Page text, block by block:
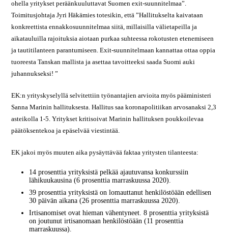
ohella yritykset peräänkuuluttavat Suomen exit-suunnitelmaa”.
Toimitusjohtaja Jyri Häkämies totesikin, että ”Hallitukselta kaivataan
konkreettista ennakkosuunnitelmaa siitä, millaisilla välietapeilla ja
aikatauluilla rajoituksia aiotaan purkaa suhteessa rokotusten etenemiseen
ja tautitilanteen parantumiseen. Exit-suunnitelmaan kannattaa ottaa oppia
tuoreesta Tanskan mallista ja asettaa tavoitteeksi saada Suomi auki
juhannukseksi! ”
EK:n yrityskyselyllä selvitettiin työnantajien arvioita myös pääministeri
Sanna Marinin hallituksesta. Hallitus saa koronapolitiikan arvosanaksi 2,3
asteikolla 1-5. Yritykset kritisoivat Marinin hallituksen poukkoilevaa
päätöksentekoa ja epäselvää viestintää.
EK jakoi myös muuten aika pysäyttävää faktaa yritysten tilanteesta:
14 prosenttia yrityksistä pelkää ajautuvansa konkurssiin
lähikuukausina (6 prosenttia marraskuussa 2020).
39 prosenttia yrityksistä on lomauttanut henkilöstöään edellisen
30 päivän aikana (26 prosenttia marraskuussa 2020).
Irtisanomiset ovat hieman vähentyneet. 8 prosenttia yrityksistä
on joutunut irtisanomaan henkilöstöään (11 prosenttia
marraskuussa).